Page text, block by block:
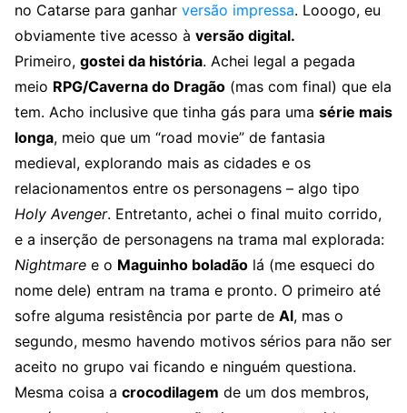
no Catarse para ganhar versão impressa. Looogo, eu
obviamente tive acesso à versão digital.
Primeiro, gostei da história. Achei legal a pegada
meio RPG/Caverna do Dragão (mas com final) que ela
tem. Acho inclusive que tinha gás para uma série mais
longa, meio que um “road movie” de fantasia
medieval, explorando mais as cidades e os
relacionamentos entre os personagens – algo tipo
Holy Avenger. Entretanto, achei o final muito corrido,
e a inserção de personagens na trama mal explorada:
Nightmare e o Maguinho boladão lá (me esqueci do
nome dele) entram na trama e pronto. O primeiro até
sofre alguma resistência por parte de Al, mas o
segundo, mesmo havendo motivos sérios para não ser
aceito no grupo vai ficando e ninguém questiona.
Mesma coisa a crocodilagem de um dos membros,